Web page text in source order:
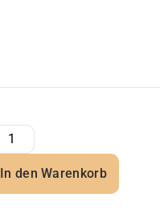
In den Warenkorb